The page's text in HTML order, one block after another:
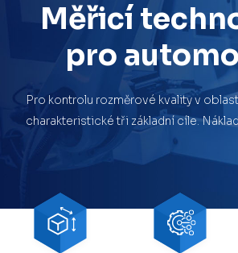
Měřicí
pro
Pro kontrolu rozměrové kvality v
charakteristické tři základní cíle.